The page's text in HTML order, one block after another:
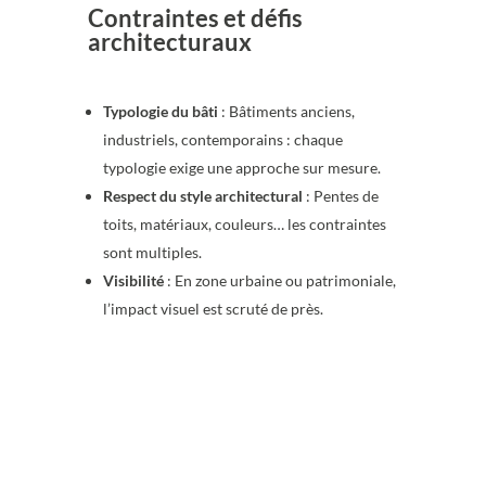
Contraintes et défis
architecturaux
Typologie du bâti : Bâtiments anciens,
industriels, contemporains : chaque
typologie exige une approche sur mesure.
Respect du style architectural : Pentes de
toits, matériaux, couleurs… les contraintes
sont multiples.
Visibilité: En zone urbaine ou patrimoniale,
l’impact visuel est scruté de près.